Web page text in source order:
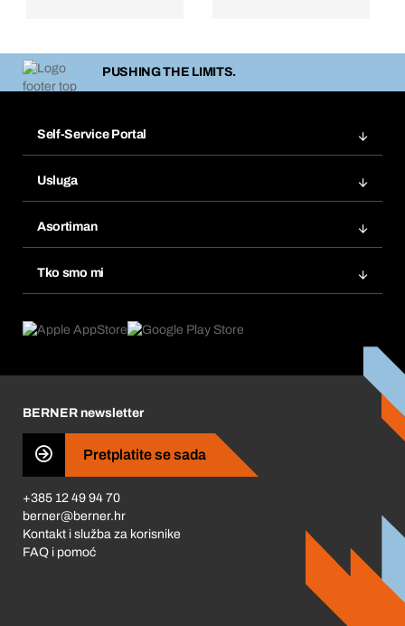
PUSHING THE LIMITS.
Self-Service Portal
Popisi želja
Ponovno naručivanje
Pretplate
Usluga
Tražitelji proizvoda
Asortiman
Tko smo mi
Što nas pokreće
Business Conduct
BERNER newsletter
Pretplatite se sada
+385 12 49 94 70
berner@berner.hr
Kontakt i služba za korisnike
FAQ i pomoć